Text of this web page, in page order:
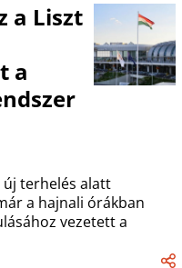
a Liszt
a
terhelés alatt
a hajnali órákban
vezetett a